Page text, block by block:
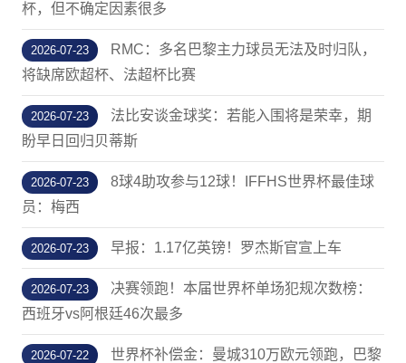
杯，但不确定因素很多
2026-07-23
RMC：多名巴黎主力球员无法及时归队，
将缺席欧超杯、法超杯比赛
2026-07-23
法比安谈金球奖：若能入围将是荣幸，期
盼早日回归贝蒂斯
2026-07-23
8球4助攻参与12球！IFFHS世界杯最佳球
员：梅西
2026-07-23 早报：1.17亿英镑！罗杰斯官宣上车
2026-07-23
决赛领跑！本届世界杯单场犯规次数榜：
西班牙vs阿根廷46次最多
2026-07-22
世界杯补偿金：曼城310万欧元领跑，巴黎